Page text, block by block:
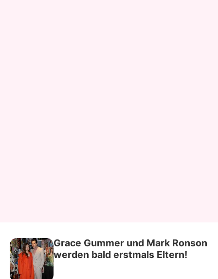
Grace Gummer und Mark Ronson
werden bald erstmals Eltern!